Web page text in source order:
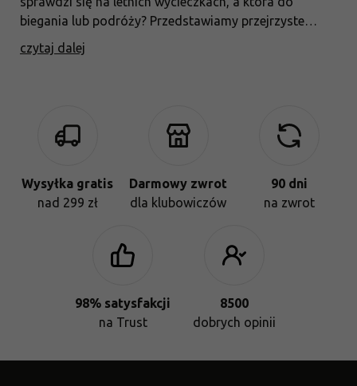
biegania lub podróży? Przedstawiamy przejrzyste
porównanie właściwości, składu i wydajności tych
technologii.
czytaj dalej
Wysyłka gratis
nad 299 zł
Darmowy zwrot
dla klubowiczów
90 dni
na zwrot
98% satysfakcji
na Trust
8500
dobrych opinii